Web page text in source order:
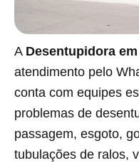
A Desentupidora
atendimento pelo
conta com equipes
problemas de
passagem, esgoto,
tubulações de ralos,